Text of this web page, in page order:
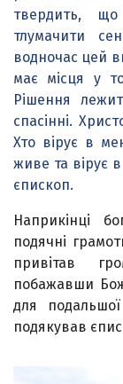
твердить,
тлумачити
водночас цей
має місця у
Рішення
спасінні.
Хто вірує в
живе та вірує
єпископ.
Наприкінці
подячні
привітав
побажавши
для
подякував